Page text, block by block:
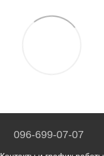
096-699-07-07